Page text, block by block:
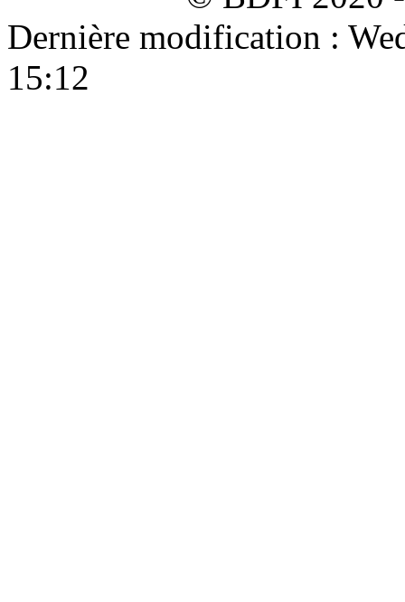
Dernière modification :
15:12